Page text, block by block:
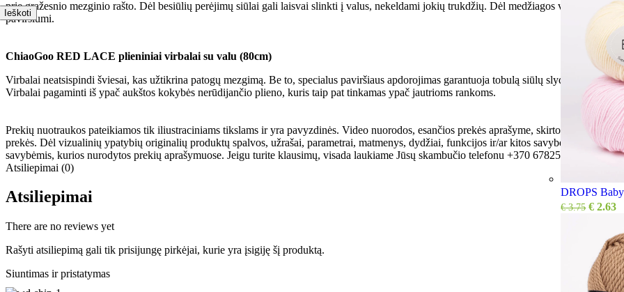
Ieškoti
DROPS
€3.75 € 2.63
prie gražesnio mezginio rašto. Dėl besiūlių perėjimų siūlai gali laisvai slinkti į valus, nekeldami jokių trukdžių. Dėl medžiagos virbalai yra
paviršiumi.
ChiaoGoo RED LACE plieniniai virbalai su valu (80cm)
Virbalai neatsispindi šviesai, kas užtikrina patogų mezgimą. Be to, specialus paviršiaus apdorojimas garantuoja tobulą siūlų slydimą per
Virbalai pagaminti iš ypač aukštos kokybės nerūdijančio plieno, kuris taip pat tinkamas ypač jautrioms rankoms.
Prekių nuotraukos pateikiamos tik iliustraciniams tikslams ir yra pavyzdinės. Video nuorodos, esančios prekės aprašyme, skirtos tik
prekės. Dėl vizualinių ypatybių originalių produktų spalvos, užrašai, parametrai, matmenys, dydžiai, funkcijos ir/ar kitos savybės gali
savybėmis, kurios nurodytos prekių aprašymuose. Jeigu turite klausimų, visada laukiame Jūsų skambučio telefonu +370 67825550 arba el.
Atsiliepimai (0)
Atsiliepimai
There are no reviews yet
Rašyti atsiliepimą gali tik prisijungę pirkėjai, kurie yra įsigiję šį produktą.
Siuntimas ir pristatymas